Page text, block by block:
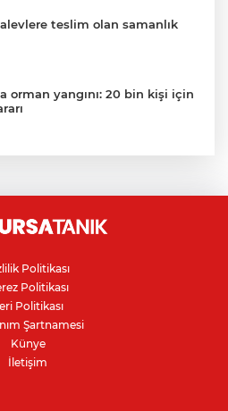
teslim olan samanlık
orman yangını: 20 bin kişi için
Belediyespor'dan
gençlerine 5 yıllık imza
doğru görüntüleme
sıra dışı buluşma: Tilki,
Politikası
Politikası
Politikası
Şartnamesi
Künye
İletişim